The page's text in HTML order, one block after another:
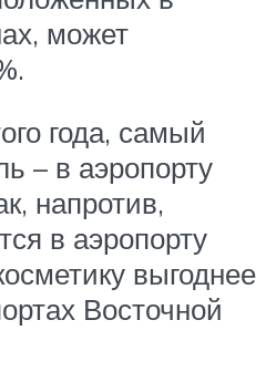
может
года, самый
– в аэропорту
напротив,
в аэропорту
выгоднее
Восточной